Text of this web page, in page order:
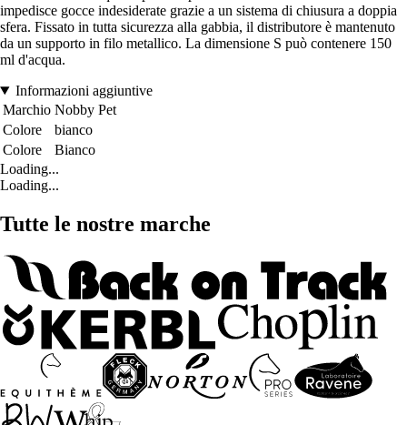
impedisce gocce indesiderate grazie a un sistema di chiusura a doppia
sfera. Fissato in tutta sicurezza alla gabbia, il distributore è mantenuto
da un supporto in filo metallico. La dimensione S può contenere 150
ml d'acqua.
Informazioni aggiuntive
Marchio Nobby Pet
Colore
bianco
Colore
Bianco
Loading...
Loading...
Tutte le nostre marche